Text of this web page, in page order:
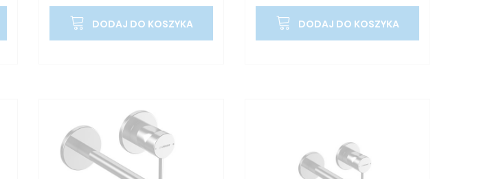
DODAJ DO KOSZYKA DODAJ DO KOSZYKA